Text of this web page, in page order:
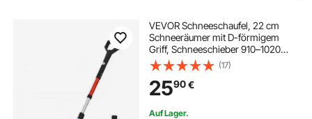
VEVOR Schneeschaufel, 22 cm
Schneeräumer mit D-förmigem
Griff, Schneeschieber 910–1020
mm, Schneeschippe,
Schneeschüppe,
Schneeräumwerkzeug aus
Aluminiumlegierung für Garten,
Auto, Camping
(17)
2590€
Auf Lager.